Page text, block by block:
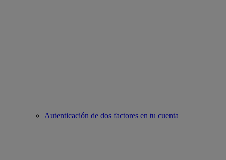
Autenticación de dos factores en tu cuenta